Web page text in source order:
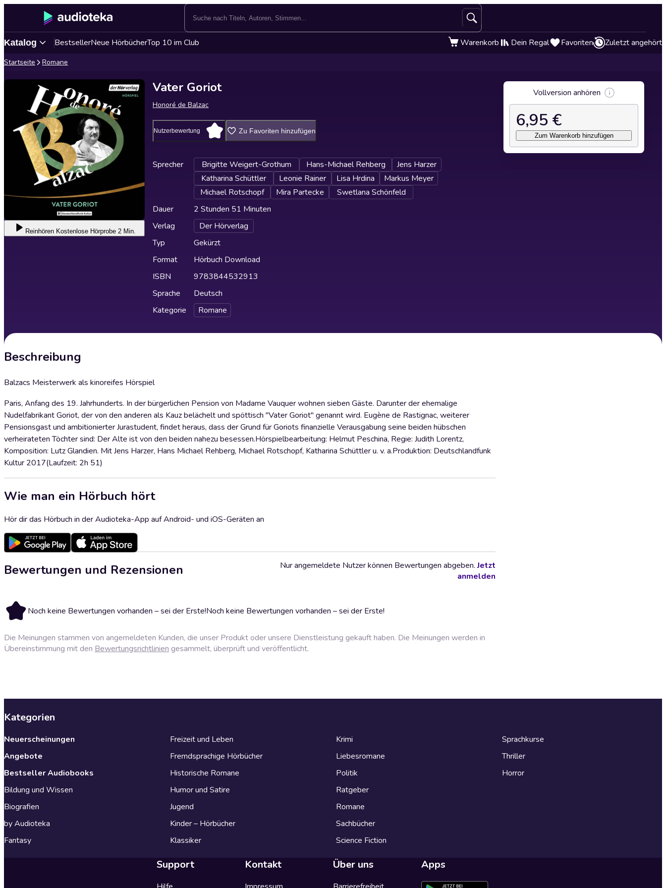
Katalog BestsellerNeue HörbücherTop 10 im Club Warenkorb Dein Regal Favoriten Zuletzt angehört
Startseite Romane
Reinhören Kostenlose Hörprobe 2 Min.
Vater Goriot
Honoré de Balzac
Nutzerbewertung Zu Favoriten hinzufügen
Sprecher Brigitte Weigert-Grothum Hans-Michael Rehberg
Jens Harzer
Katharina Schüttler
Leonie Rainer Lisa Hrdina
Markus Meyer
Michael Rotschopf
Mira Partecke
Swetlana Schönfeld
Dauer
2 Stunden 51 Minuten
Verlag
Der Hörverlag
Typ
Gekürzt
Format
Hörbuch Download
ISBN
9783844532913
Sprache
Deutsch
Kategorie
Romane
Beschreibung
Balzacs Meisterwerk als kinoreifes Hörspiel
Paris, Anfang des 19. Jahrhunderts. In der bürgerlichen Pension von Madame Vauquer wohnen sieben Gäste. Darunter der ehemalige
Nudelfabrikant Goriot, der von den anderen als Kauz belächelt und spöttisch "Vater Goriot" genannt wird. Eugène de Rastignac, weiterer
Pensionsgast und ambitionierter Jurastudent, findet heraus, dass der Grund für Goriots finanzielle Verausgabung seine beiden hübschen
verheirateten Töchter sind: Der Alte ist von den beiden nahezu besessen.Hörspielbearbeitung: Helmut Peschina, Regie: Judith Lorentz,
Komposition: Lutz Glandien. Mit Jens Harzer, Hans Michael Rehberg, Michael Rotschopf, Katharina Schüttler u. v. a.Produktion: Deutschlandfunk
Kultur 2017(Laufzeit: 2h 51)
Wie man ein Hörbuch hört
Hör dir das Hörbuch in der Audioteka-App auf Android- und iOS-Geräten an
Bewertungen und Rezensionen
Noch keine Bewertungen vorhanden – sei der Erste!Noch keine Bewertungen vorhanden – sei der Erste!
Nur angemeldete Nutzer können Bewertungen abgeben.Jetzt
anmelden
Die Meinungen stammen von angemeldeten Kunden, die unser Produkt oder unsere Dienstleistung gekauft haben. Die Meinungen werden in
Übereinstimmung mit den Bewertungsrichtlinien gesammelt, überprüft und veröffentlicht.
Vollversion anhören
6,95 €
Zum Warenkorb hinzufügen
Kategorien
Neuerscheinungen
Angebote
Bestseller Audiobooks
Bildung und Wissen
Biografien
by Audioteka
Fantasy
Freizeit und Leben
Fremdsprachige Hörbücher
Historische Romane
Humor und Satire
Jugend
Kinder – Hörbücher
Klassiker
Krimi
Liebesromane
Politik
Ratgeber
Romane
Sachbücher
Science Fiction
Sprachkurse
Thriller
Horror
Support Kontakt Über uns Apps